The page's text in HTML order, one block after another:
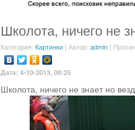
Школота, ничего не
Категория: Картинки | Автор: admin |
Дата: 4-10-2013, 08:25
Школота, ничего не знает но